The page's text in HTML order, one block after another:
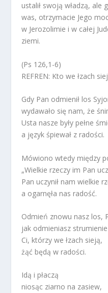
ustalił swoją władzą, ale
was, otrzymacie Jego
w Jerozolimie i w całej
ziemi.
(Ps 126,1-6)
REFREN: Kto we łzach
Gdy Pan odmienił los
wydawało się nam, że
Usta nasze były pełne
a język śpiewał z radości.
Mówiono wtedy między
„Wielkie rzeczy im Pan
Pan uczynił nam wielkie
a ogarnęła nas radość.
Odmień znowu nasz los,
jak odmieniasz strumienie
Ci, którzy we łzach sieją,
żąć będą w radości.
Idą i płaczą
niosąc ziarno na zasiew,